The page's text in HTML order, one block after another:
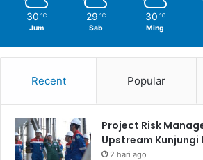
30 ℃
Jum
29 ℃
Sab
30 ℃
Ming
Recent Popular
Project Risk
Upstream Kunjungi
2 hari ago